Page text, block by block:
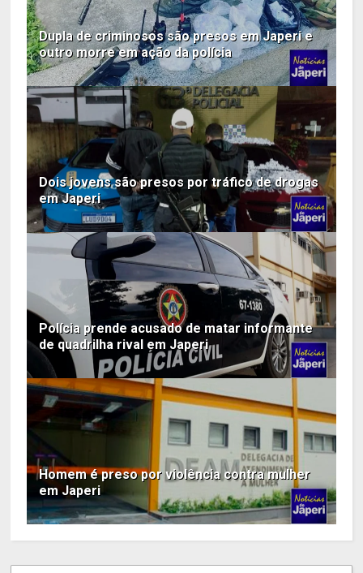
Dupla de criminosos são presos em Japeri e
outro morre em ação da polícia
Dois jovens são presos por tráfico de drogas
em Japeri
Polícia prende acusado de matar informante
de quadrilha rival em Japeri
Homem é preso por violência contra mulher
em Japeri